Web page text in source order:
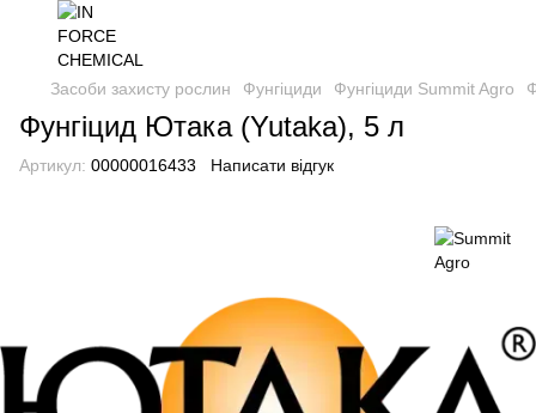
Засоби захисту рослин Фунгіциди Фунгіциди Summit Agro
Фунгіцид Ютака (Yutaka), 5 л
Артикул: 00000016433 Написати відгук